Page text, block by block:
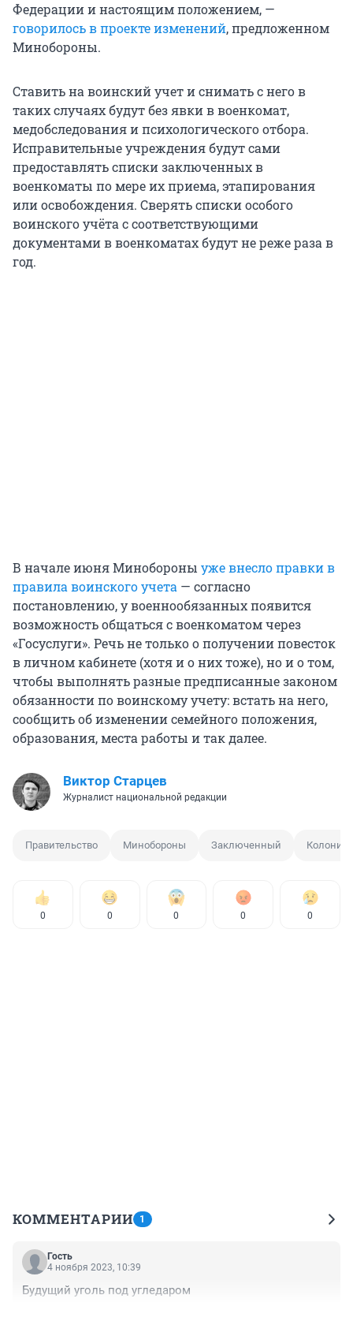
Федерации и настоящим положением, —
говорилось в проекте изменений, предложенном
Минобороны.
Ставить на воинский учет и снимать с него в
таких случаях будут без явки в военкомат,
медобследования и психологического отбора.
Исправительные учреждения будут сами
предоставлять списки заключенных в
военкоматы по мере их приема, этапирования
или освобождения. Сверять списки особого
воинского учёта с соответствующими
документами в военкоматах будут не реже раза в
год.
В начале июня Минобороны уже внесло правки в
правила воинского учета — согласно
постановлению, у военнообязанных появится
возможность общаться с военкоматом через
«Госуслуги». Речь не только о получении повесток
в личном кабинете (хотя и о них тоже), но и о том,
чтобы выполнять разные предписанные законом
обязанности по воинскому учету: встать на него,
сообщить об изменении семейного положения,
образования, места работы и так далее.
Виктор Старцев
Журналист национальной редакции
Правительство Минобороны Заключенный Колония
0 0 0 0 0
КОММЕНТАРИИ 1
Гость
4 ноября 2023, 10:39
Будущий уголь под угледаром